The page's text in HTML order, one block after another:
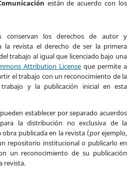
están de acuerdo con los
conservan los derechos de autor y
la revista el derecho de ser la primera
trabajo al igual que licenciado bajo una
Attribution License que permite a
el trabajo con un reconocimiento de la
y la publicación inicial en esta
establecer por separado acuerdos
para la distribución no exclusiva de la
obra publicada en la revista (por ejemplo,
repositorio institucional o publicarlo en
un reconocimiento de su publicación
revista.